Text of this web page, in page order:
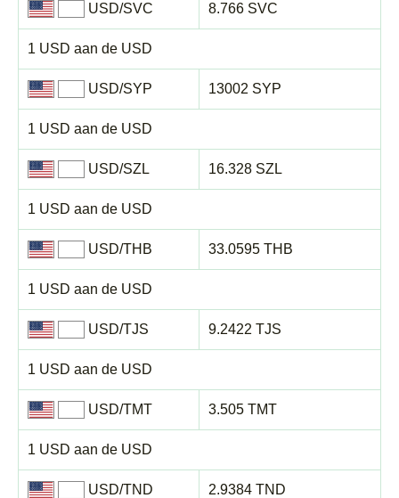
USD/SVC
1 USD aan de USD
8.766 SVC
USD/SYP
1 USD aan de USD
13002 SYP
USD/SZL
1 USD aan de USD
16.328 SZL
USD/THB
1 USD aan de USD
33.0595 THB
USD/TJS
1 USD aan de USD
9.2422 TJS
USD/TMT
1 USD aan de USD
3.505 TMT
USD/TND 2.9384 TND